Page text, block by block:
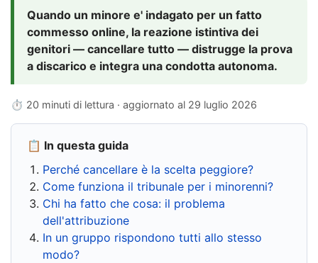
Quando un minore e' indagato per un fatto
commesso online, la reazione istintiva dei
genitori — cancellare tutto — distrugge la prova
a discarico e integra una condotta autonoma.
⏱ 20 minuti di lettura · aggiornato al 29 luglio 2026
📋 In questa guida
Perché cancellare è la scelta peggiore?
Come funziona il tribunale per i minorenni?
Chi ha fatto che cosa: il problema
dell'attribuzione
In un gruppo rispondono tutti allo stesso
modo?